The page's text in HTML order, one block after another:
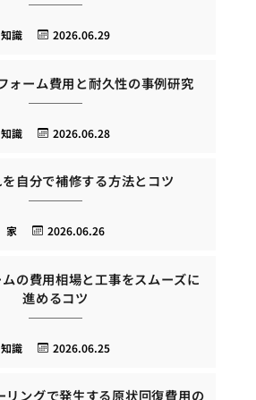
2026.06.29
知識
ォーム費用と耐久性の事例研究
2026.06.28
知識
自分で補修する方法とコツ
2026.06.26
家
の費用相場と工事をスムーズに
進めるコツ
2026.06.25
知識
リングで発生する原状回復費用の